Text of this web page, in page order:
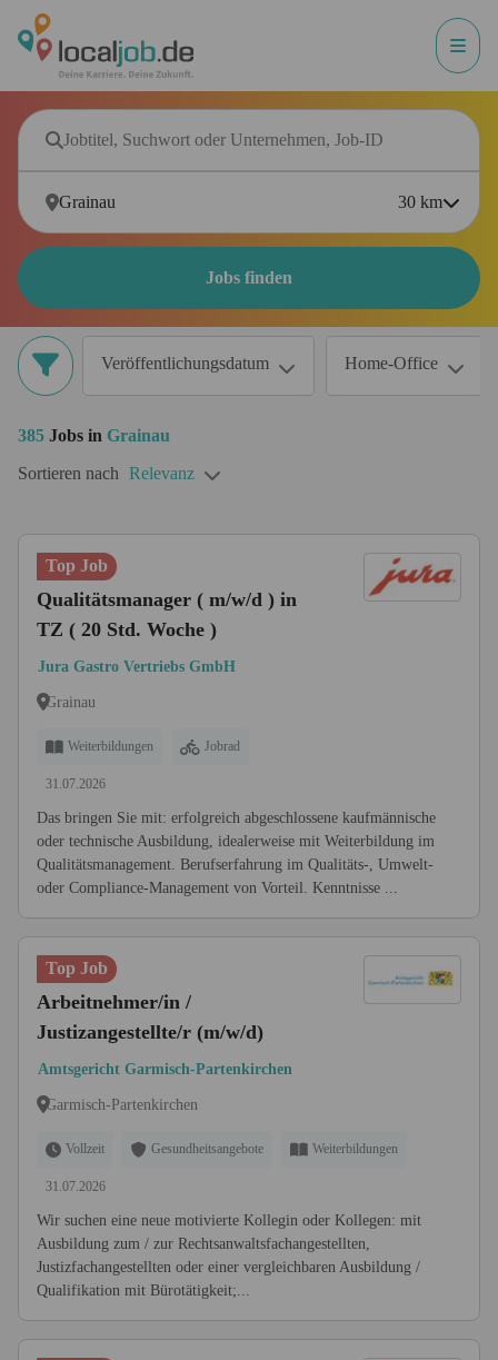
30 km
Jobs finden
Veröffentlichungsdatum Home-Office
385 Jobs in Grainau
Sortieren nach Relevanz
Top Job
Qualitätsmanager ( m/w/d ) in
TZ ( 20 Std. Woche )
Jura Gastro Vertriebs GmbH
Grainau
Weiterbildungen Jobrad
31.07.2026
Das bringen Sie mit: erfolgreich abgeschlossene kaufmännische
oder technische Ausbildung, idealerweise mit Weiterbildung im
Qualitätsmanagement. Berufserfahrung im Qualitäts-, Umwelt-
oder Compliance-Management von Vorteil. Kenntnisse ...
Top Job
Arbeitnehmer/in /
Justizangestellte/r (m/w/d)
Amtsgericht Garmisch-Partenkirchen
Garmisch-Partenkirchen
Vollzeit Gesundheitsangebote Weiterbildungen
31.07.2026
Wir suchen eine neue motivierte Kollegin oder Kollegen: mit
Ausbildung zum / zur Rechtsanwaltsfachangestellten,
Justizfachangestellten oder einer vergleichbaren Ausbildung /
Qualifikation mit Bürotätigkeit;...